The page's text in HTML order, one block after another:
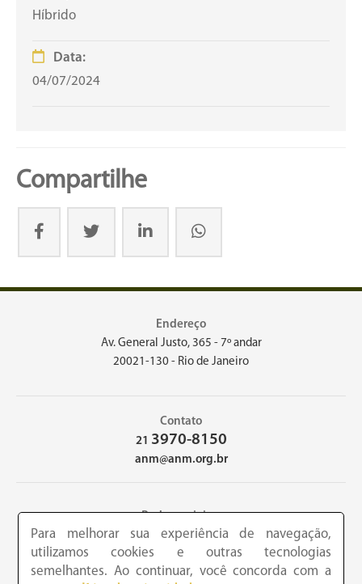
Híbrido
Data:
04/07/2024
Compartilhe
Endereço
Av. General Justo, 365 - 7º andar
20021-130 - Rio de Janeiro
Contato
21 3970-8150
anm@anm.org.br
Redes sociais
Para melhorar sua experiência de navegação,
utilizamos cookies e outras tecnologias
semelhantes. Ao continuar, você concorda com a